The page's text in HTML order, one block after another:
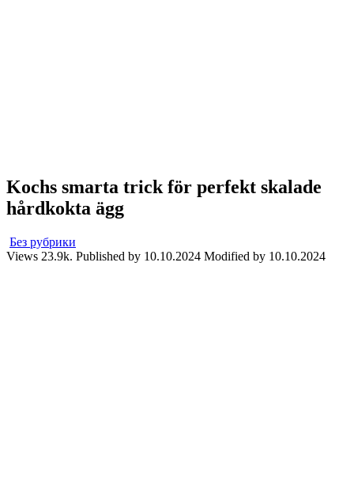
Kochs smarta trick för perfekt skalade
hårdkokta ägg
Без рубрики
Views 23.9k. Published by 10.10.2024 Modified by 10.10.2024